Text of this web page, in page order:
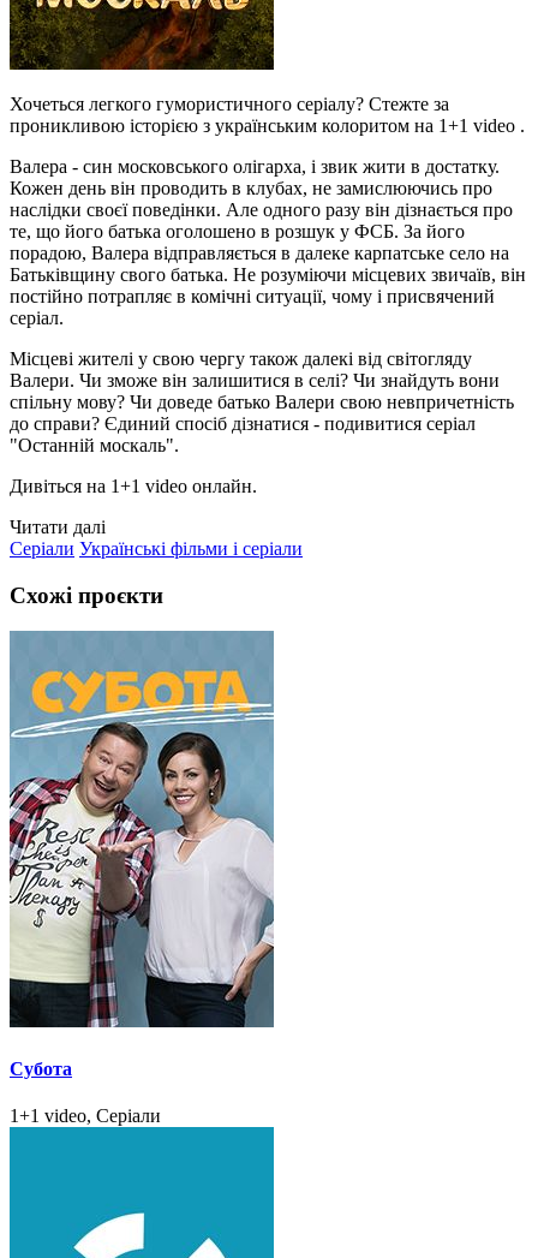
Хочеться легкого гумористичного серіалу? Стежте за
проникливою історією з українським колоритом на 1+1 video .
Валера - син московського олігарха, і звик жити в достатку.
Кожен день він проводить в клубах, не замислюючись про
наслідки своєї поведінки. Але одного разу він дізнається про
те, що його батька оголошено в розшук у ФСБ. За його
порадою, Валера відправляється в далеке карпатське село на
Батьківщину свого батька. Не розуміючи місцевих звичаїв, він
постійно потрапляє в комічні ситуації, чому і присвячений
серіал.
Місцеві жителі у свою чергу також далекі від світогляду
Валери. Чи зможе він залишитися в селі? Чи знайдуть вони
спільну мову? Чи доведе батько Валери свою невпричетність
до справи? Єдиний спосіб дізнатися - подивитися серіал
"Останній москаль".
Дивіться на 1+1 video онлайн.
Читати далі
Серіали Українські фільми і серіали
Схожі проєкти
Субота
1+1 video, Серіали